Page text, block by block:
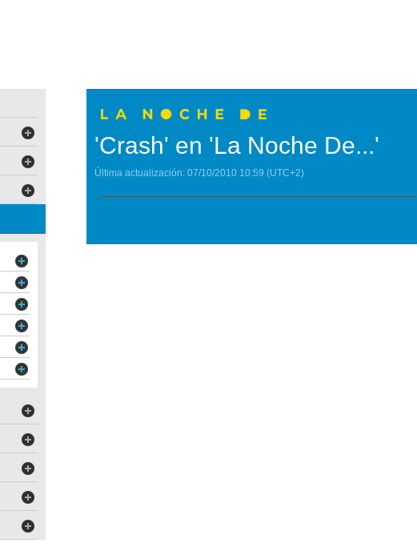
'Crash' en 'La Noche De...'
Última actualización: 07/10/2010 10:59 (UTC+2)